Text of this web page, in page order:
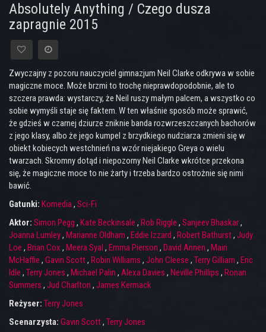
Absolutely Anything / Czego dusza
zapragnie 2015
Zwyczajny z pozoru nauczyciel gimnazjum Neil Clarke odkrywa w sobie
magiczne moce. Może brzmi to trochę nieprawdopodobnie, ale to
szczera prawda: wystarczy, że Neil ruszy małym palcem, a wszystko co
sobie wymyśli staje się faktem. W ten właśnie sposób może sprawić,
że gdzieś w czarnej dziurze zniknie banda rozwrzeszczanych bachorów
z jego klasy, albo że jego kumpel z brzydkiego nudziarza zmieni się w
obiekt kobiecych westchnień na wzór niejakiego Greya o wielu
twarzach. Skromny dotąd i niepozorny Neil Clarke wkrótce przekona
się, że magiczne moce to nie żarty i trzeba bardzo ostrożnie się nimi
bawić.
Gatunki: Komedia, Sci-Fi
Aktor: Simon Pegg , Kate Beckinsale , Rob Riggle , Sanjeev Bhaskar,
Joanna Lumley, Marianne Oldham , Eddie Izzard , Robert Bathurst, Judy
Loe , Brian Cox , Meera Syal , Emma Pierson , David Annen , Mairi
McHaffie , Gavin Scott, Robin Williams , John Cleese , Terry Gilliam , Eric
Idle , Terry Jones , Michael Palin , Alexa Davies , Neville Phillips , Ronan
Summers , Jud Charlton , James Kermack
Reżyser: Terry Jones
Scenarzysta: Gavin Scott, Terry Jones